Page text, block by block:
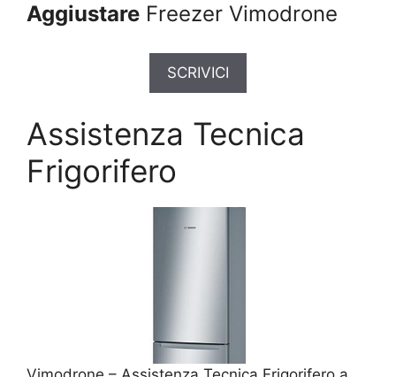
Aggiustare Freezer Vimodrone
SCRIVICI
Assistenza Tecnica
Frigorifero